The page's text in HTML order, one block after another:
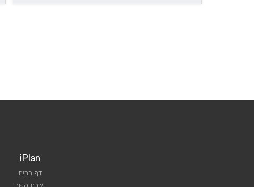
iPlan
דף הבית